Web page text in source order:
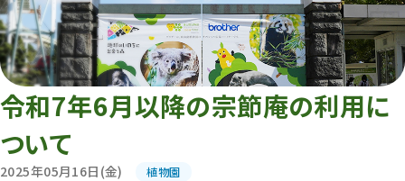
動物園 植物園
再生プラン
東山動植物園
への支援
環境教育
令和7年6月以降の宗節庵の利用に
ついて
2025年05月16日(金) 植物園